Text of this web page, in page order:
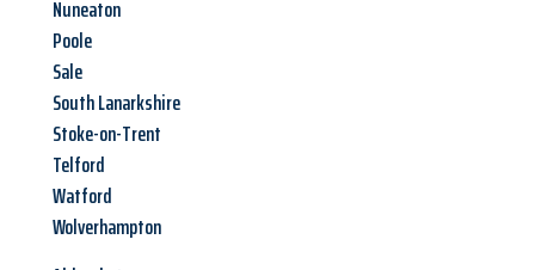
Nuneaton
Poole
Sale
South Lanarkshire
Stoke-on-Trent
Telford
Watford
Wolverhampton